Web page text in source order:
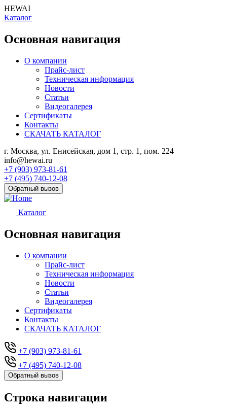
HEWAI
Каталог
Основная навигация
О компании
Прайс-лист
Техническая информация
Новости
Статьи
Видеогалерея
Сертификаты
Контакты
СКАЧАТЬ КАТАЛОГ
г. Москва, ул. Енисейская, дом 1, стр. 1, пом. 224
info@hewai.ru
+7 (903) 973-81-61
+7 (495) 740-12-08
Обратный вызов
Каталог
Основная навигация
О компании
Прайс-лист
Техническая информация
Новости
Статьи
Видеогалерея
Сертификаты
Контакты
СКАЧАТЬ КАТАЛОГ
+7 (903) 973-81-61
+7 (495) 740-12-08
Обратный вызов
Строка навигации